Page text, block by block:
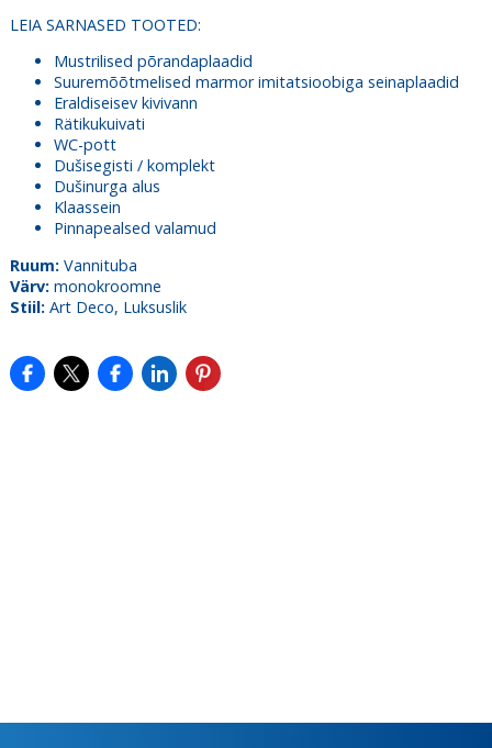
LEIA SARNASED TOOTED:
Mustrilised põrandaplaadid
Suuremõõtmelised marmor imitatsioobiga seinaplaadid
Eraldiseisev kivivann
Rätikukuivati
WC-pott
Dušisegisti / komplekt
Dušinurga alus
Klaassein
Pinnapealsed valamud
Ruum:Vannituba
Värv:monokroomne
Stiil:Art Deco, Luksuslik